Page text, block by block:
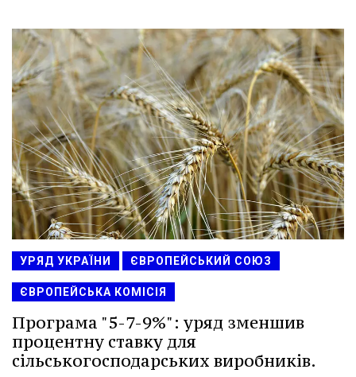
УРЯД УКРАЇНИ ЄВРОПЕЙСЬКИЙ СОЮЗ
ЄВРОПЕЙСЬКА КОМІСІЯ
Програма "5-7-9%": уряд зменшив
процентну ставку для
сільськогосподарських виробників.